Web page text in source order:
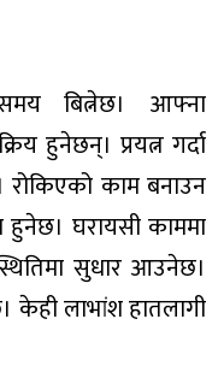
बित्नेछ। आफ्ना
हुनेछन्। प्रयत्न गर्दा
रोकिएको काम बनाउन
हुनेछ। घरायसी काममा
सुधार आउनेछ।
केही लाभांश हातलागी